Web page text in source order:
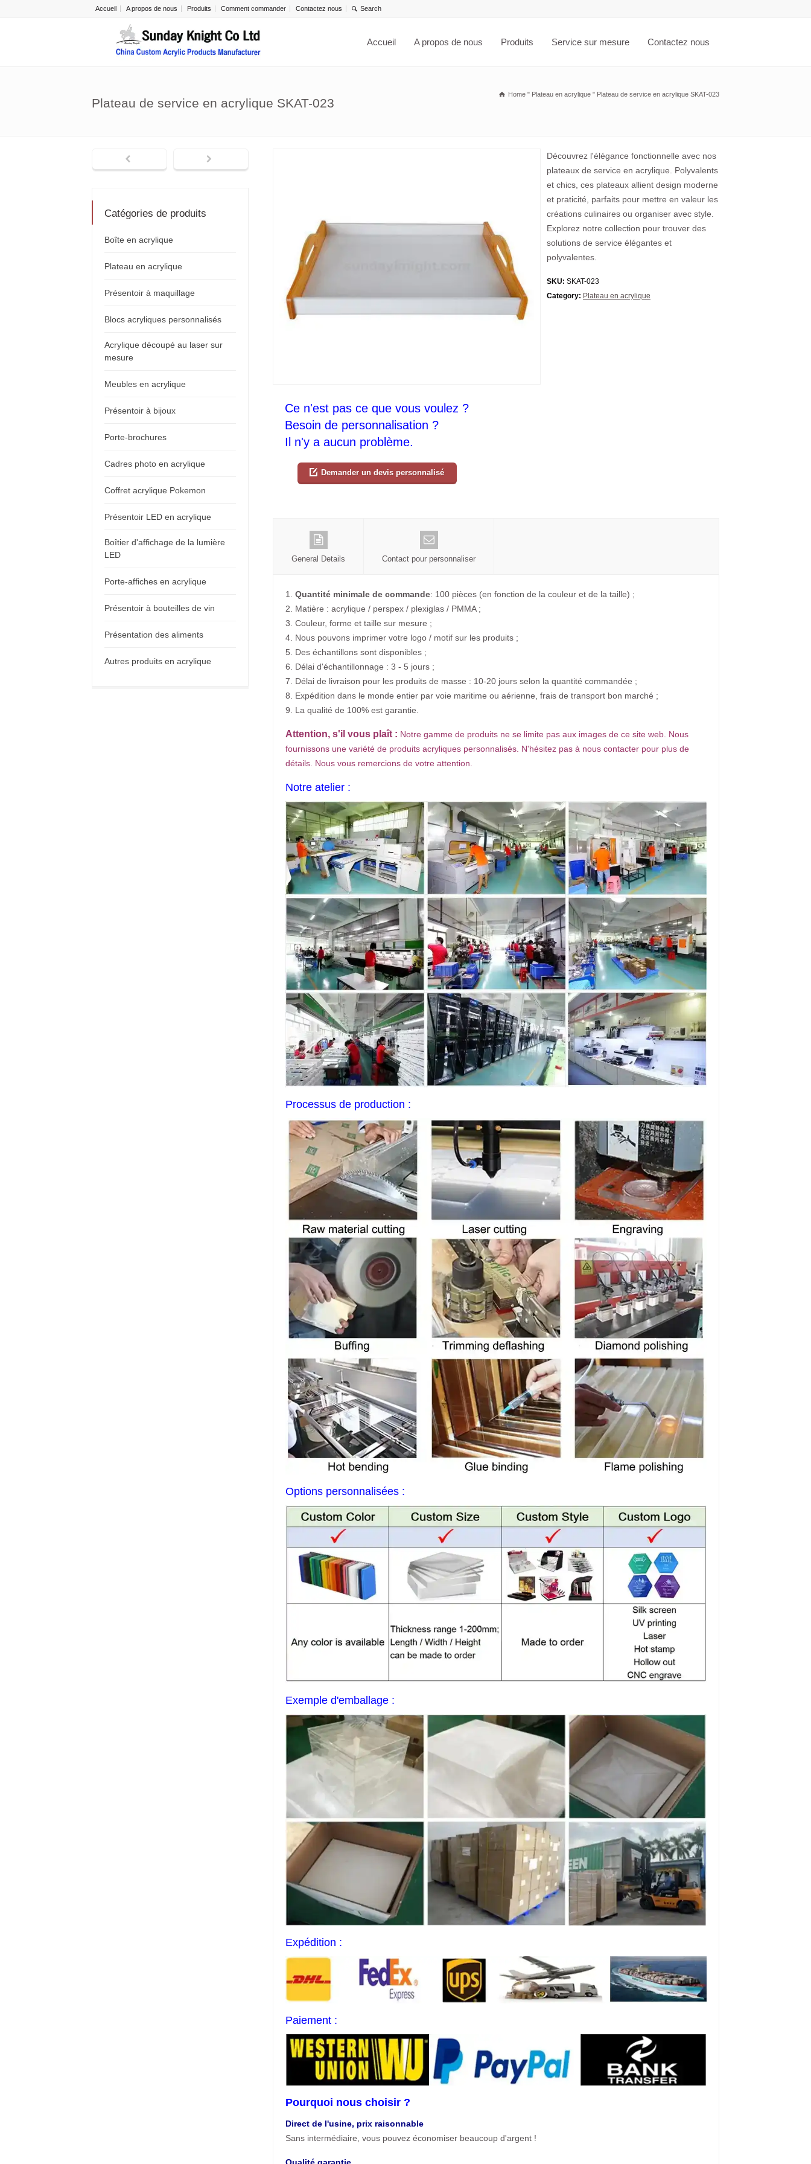
Accueil A propos de nous Produits Comment commander Contactez nous
Accueil A propos de nous Produits Service sur mesure Contactez nous
Plateau de service en acrylique SKAT-023
Home " Plateau en acrylique " Plateau de service en acrylique SKAT-023
Découvrez l'élégance fonctionnelle avec nos
plateaux de service en acrylique. Polyvalents
et chics, ces plateaux allient design moderne
et praticité, parfaits pour mettre en valeur les
créations culinaires ou organiser avec style.
Explorez notre collection pour trouver des
solutions de service élégantes et
polyvalentes.
SKU: SKAT-023
Category: Plateau en acrylique
Ce n'est pas ce que vous voulez ?
Besoin de personnalisation ?
Il n'y a aucun problème.
Demander un devis personnalisé
General Details Contact pour personnaliser
1. Quantité minimale de commande: 100 pièces (en fonction de la couleur et de la taille) ;
2. Matière : acrylique / perspex / plexiglas / PMMA ;
3. Couleur, forme et taille sur mesure ;
4. Nous pouvons imprimer votre logo / motif sur les produits ;
5. Des échantillons sont disponibles ;
6. Délai d'échantillonnage : 3 - 5 jours ;
7. Délai de livraison pour les produits de masse : 10-20 jours selon la quantité commandée ;
8. Expédition dans le monde entier par voie maritime ou aérienne, frais de transport bon marché ;
9. La qualité de 100% est garantie.
Attention, s'il vous plaît : Notre gamme de produits ne se limite pas aux images de ce site web. Nous
fournissons une variété de produits acryliques personnalisés. N'hésitez pas à nous contacter pour plus de
détails. Nous vous remercions de votre attention.
Notre atelier :
Processus de production :
Options personnalisées :
Exemple d'emballage :
Expédition :
Paiement :
Pourquoi nous choisir ?
Direct de l'usine, prix raisonnable
Sans intermédiaire, vous pouvez économiser beaucoup d'argent !
Catégories de produits
Boîte en acrylique
Plateau en acrylique
Présentoir à maquillage
Blocs acryliques personnalisés
Acrylique découpé au laser sur
mesure
Meubles en acrylique
Présentoir à bijoux
Porte-brochures
Cadres photo en acrylique
Coffret acrylique Pokemon
Présentoir LED en acrylique
Boîtier d'affichage de la lumière
LED
Porte-affiches en acrylique
Présentoir à bouteilles de vin
Présentation des aliments
Autres produits en acrylique